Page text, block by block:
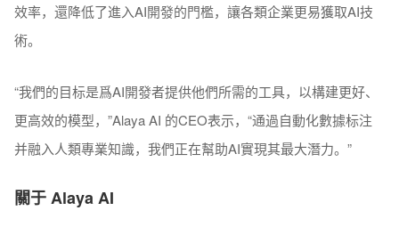
效率，還降低了進入AI開發的門檻，讓各類企業更易獲取AI技
術。
“我們的目标是爲AI開發者提供他們所需的工具，以構建更好、
更高效的模型，”Alaya AI 的CEO表示，“通過自動化數據标注
并融入人類專業知識，我們正在幫助AI實現其最大潛力。”
關于 Alaya AI